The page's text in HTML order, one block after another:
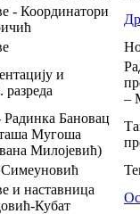
- Координатори
и
–
Радинка Бановац
Мугоша
Милојевић)
и наставница
Кубат